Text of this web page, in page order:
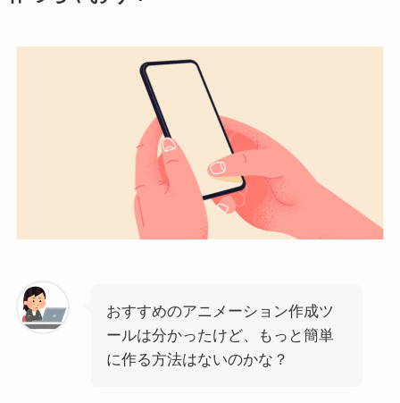
おすすめのアニメーション作成ツ
ールは分かったけど、もっと簡単
に作る方法はないのかな？